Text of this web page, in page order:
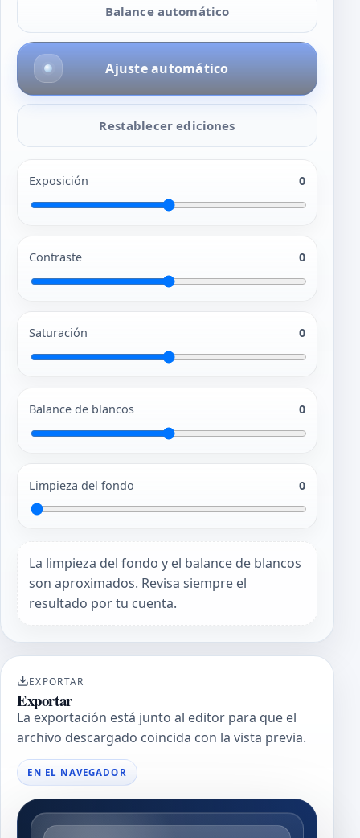
Balance automático
Ajuste automático
Restablecer ediciones
Exposición 0
Contraste 0
Saturación 0
Balance de blancos 0
Limpieza del fondo 0
La limpieza del fondo y el balance de blancos
son aproximados. Revisa siempre el
resultado por tu cuenta.
EXPORTAR
Exportar
La exportación está junto al editor para que el
archivo descargado coincida con la vista previa.
EN EL NAVEGADOR